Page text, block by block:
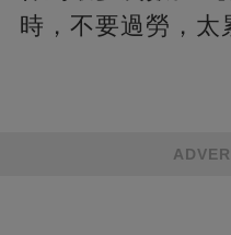
時，不要過勞，太